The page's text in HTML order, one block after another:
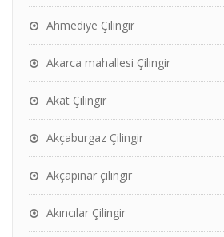
Ahmediye Çilingir
Akarca mahallesi Çilingir
Akat Çilingir
Akçaburgaz Çilingir
Akçapınar çilingir
Akıncılar Çilingir